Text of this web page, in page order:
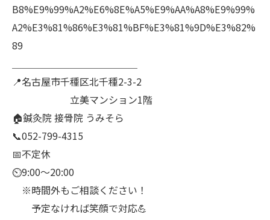
B8%E9%99%A2%E6%8E%A5%E9%AA%A8%E9%99%
A2%E3%81%86%E3%81%BF%E3%81%9D%E3%82%
89
📍名古屋市千種区北千種2-3-2
立美マンション1階
🏠鍼灸院 接骨院 うみそら
📞052-799-4315
📅不定休
⏲9:00～20:00
※時間外もご相談ください！
予定なければ笑顔で対応💪